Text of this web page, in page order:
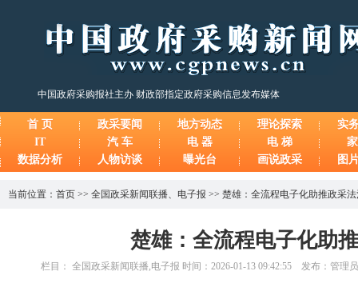
中国政府采购报社主办 财政部指定政府采购信息发布媒体
首 页 政采要闻 地方动态 理论探索
实
IT
汽 车 电 器 电 梯
数据分析
人物访谈 曝光台 画说政采 图
当前位置： 首页 >> 全国政采新闻联播、 电子报 >> 楚雄：全流程电子化助推政采
楚雄：全流程电子化助
栏目： 全国政采新闻联播,电子报 时间：2026-01-13 09:42:55 发布：管理